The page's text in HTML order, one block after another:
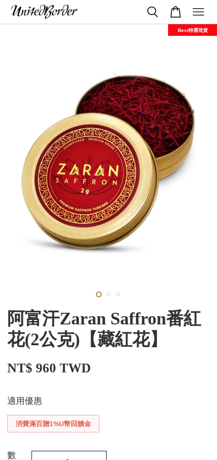
Best特選現貨
阿富汗Zaran Saffron番紅
花(2公克)【藏紅花】
NT$ 960 TWD
適用優惠
消費滿百贈1%U幣回饋金
數